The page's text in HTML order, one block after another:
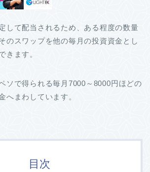
して配当されるため、ある程度の数量
のスワップを他の毎月の投資資金とし
きます。
ソで得られる毎月7000～8000円ほどの
へまわしています。
目次